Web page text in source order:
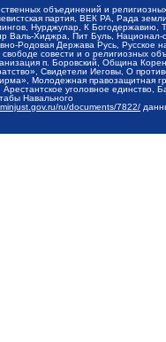
объединений и
партия, ВЕК РА, Рада
Нурджулар, К
Валь-Хиджра, Пит Буль, Национал-
Родовая Держава Русь, Русское
совести и о религиозных
п. Боровский, Община
Свидетели Иеговы, О
Молодежная правозащитная
Арестантское уголовное
Навального
ru/documents/7822/